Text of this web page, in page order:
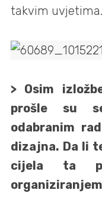
takvim uvjetima.
> Osim
prošle su
odabranim
dizajna. Da li
cijela ta